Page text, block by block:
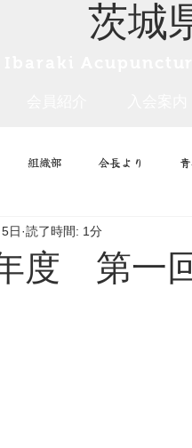
茨城
組織部 会長より
度 第一
日 読了時間: 1分